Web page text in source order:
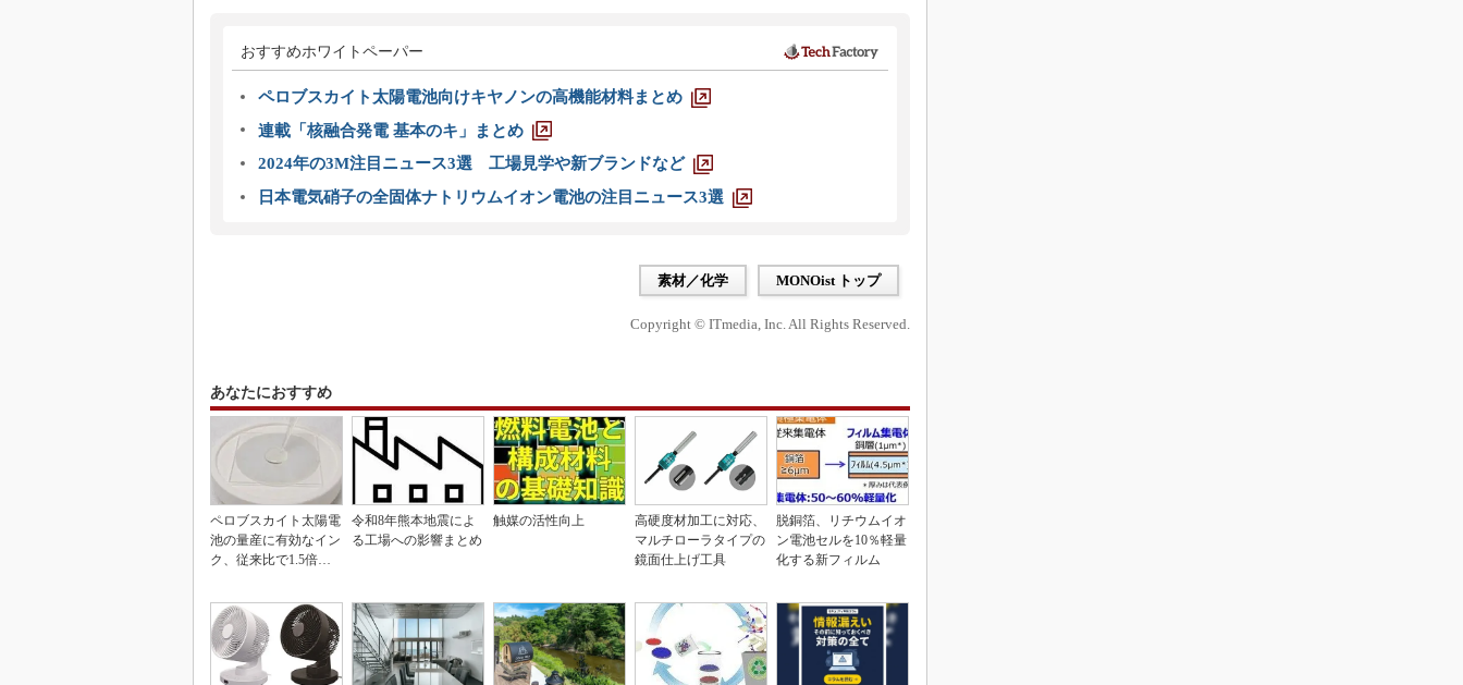
おすすめホワイトペーパー
ペロブスカイト太陽電池向けキヤノンの高機能材料まとめ
連載「核融合発電 基本のキ」まとめ
2024年の3M注目ニュース3選 工場見学や新ブランドなど
日本電気硝子の全固体ナトリウムイオン電池の注目ニュース3選
素材／化学 MONOist トップ
Copyright © ITmedia, Inc. All Rights Reserved.
あなたにおすすめ
ペロブスカイト太陽電
池の量産に有効なイン
ク、従来比で1.5倍の
令和8年熊本地震によ
る工場への影響まとめ
触媒の活性向上
高硬度材加工に対応、
マルチローラタイプの
鏡面仕上げ工具
脱銅箔、リチウムイオ
ン電池セルを10％軽量
化する新フィルム